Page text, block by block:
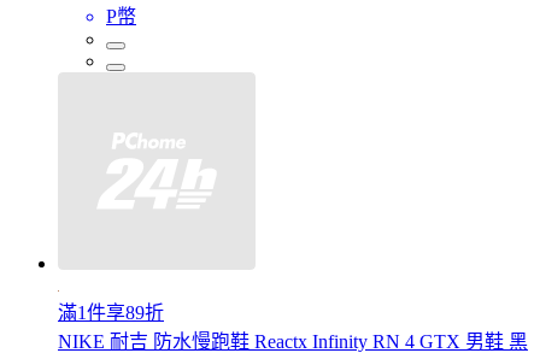
P幣
滿1件享89折
NIKE 耐吉 防水慢跑鞋 Reactx Infinity RN 4 GTX 男鞋 黑